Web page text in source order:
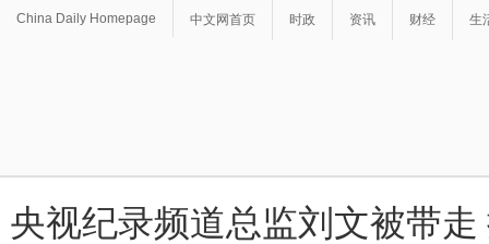
China Daily Homepage 中文网首页 时政 资讯 财经 生
央视纪录频道总监刘文被带